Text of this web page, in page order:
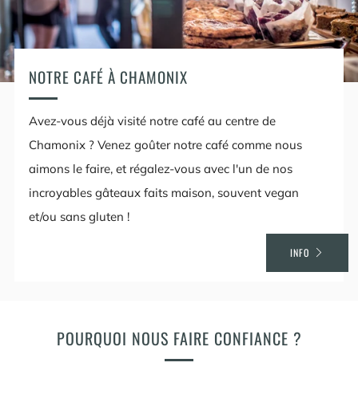
NOTRE CAFÉ À CHAMONIX
Avez-vous déjà visité notre café au centre de
Chamonix ? Venez goûter notre café comme nous
aimons le faire, et régalez-vous avec l'un de nos
incroyables gâteaux faits maison, souvent vegan
et/ou sans gluten !
INFO
POURQUOI NOUS FAIRE CONFIANCE ?